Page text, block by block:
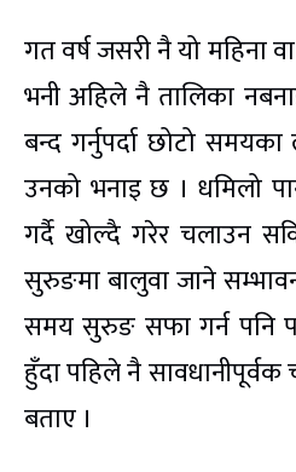
गत वर्ष जसरी नै यो महिना
भनी अहिले नै तालिका
बन्द गर्नुपर्दा छोटो
उनको भनाइ छ । धमिलो
गर्दै खोल्दै गरेर चलाउन
सुरुङमा बालुवा जाने
समय सुरुङ सफा गर्न पनि
हुँदा पहिले नै
बताए ।